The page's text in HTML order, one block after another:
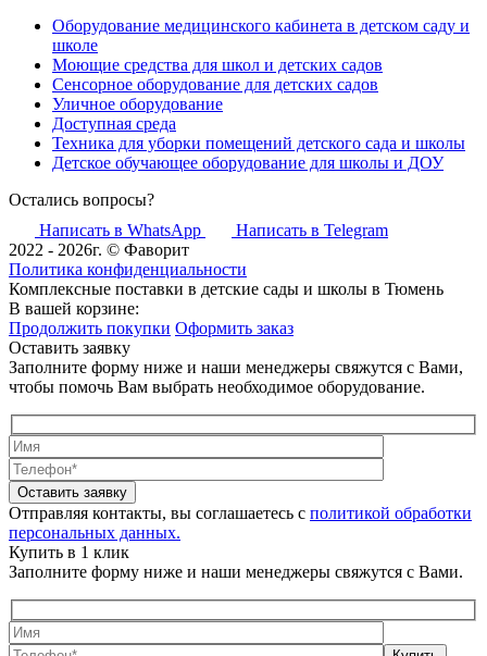
Оборудование медицинского кабинета в детском саду и
школе
Моющие средства для школ и детских садов
Сенсорное оборудование для детских садов
Уличное оборудование
Доступная среда
Техника для уборки помещений детского сада и школы
Детское обучающее оборудование для школы и ДОУ
Остались вопросы?
Написать в WhatsApp
Написать в Telegram
2022 - 2026г. © Фаворит
Политика конфиденциальности
Комплексные поставки в детские сады и школы в Тюмень
В вашей корзине:
Продолжить покупки Оформить заказ
Оставить заявку
Заполните форму ниже и наши менеджеры свяжутся с Вами,
чтобы помочь Вам выбрать необходимое оборудование.
Оставить заявку
Отправляя контакты, вы соглашаетесь с политикой обработки
персональных данных.
Купить в 1 клик
Заполните форму ниже и наши менеджеры свяжутся с Вами.